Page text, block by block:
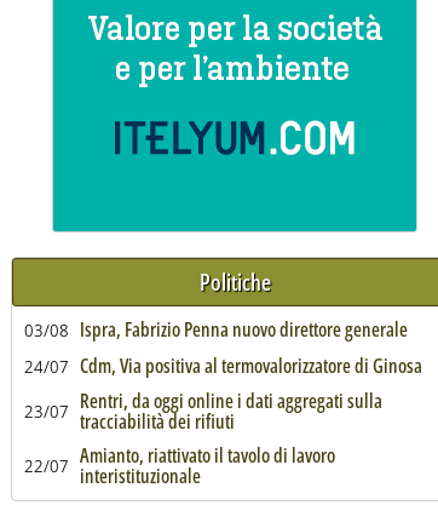
dalla UE target differenziata "troppo
imposto una tariffa di una volta e mezzo quella per i rifiuti speciali
2021 alle 15.23.
Politiche
03/08 Ispra, Fabrizio Penna nuovo direttore generale
24/07 Cdm, Via positiva al termovalorizzatore di Ginosa
23/07 Rentri, da oggi online i dati aggregati sulla
tracciabilità dei rifiuti
22/07 Amianto, riattivato il tavolo di lavoro
interistituzionale